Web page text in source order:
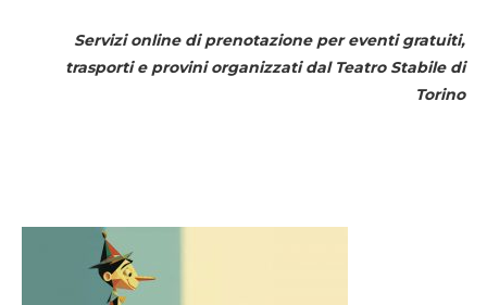
Servizi online di prenotazione per eventi gratuiti,
trasporti e provini organizzati dal Teatro Stabile di
Torino